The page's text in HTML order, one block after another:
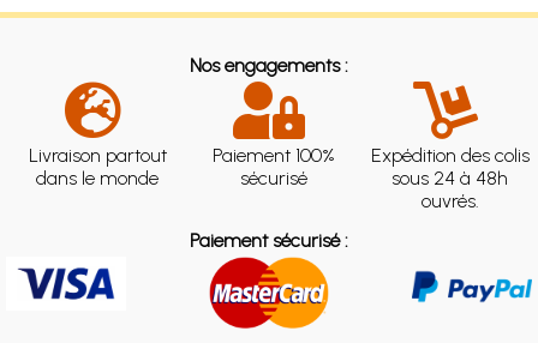
Nos engagements :
Livraison partout
dans le monde
Paiement 100%
sécurisé
Expédition des colis
sous 24 à 48h
ouvrés.
Paiement sécurisé :